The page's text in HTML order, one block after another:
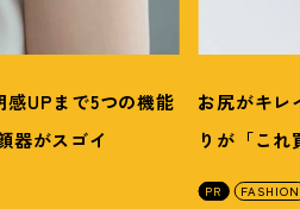
感UPまで5つの機能
器がスゴイ
お尻がキレ
りが「これ
PR FASHION